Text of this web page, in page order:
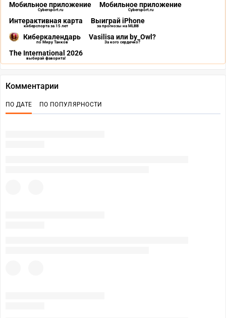
Мобильное приложение
Cybersport.ru
Мобильное приложение
Cybersport.ru
Интерактивная карта
киберспорта за 15 лет
Выиграй iPhone
за прогнозы на MLBB
Киберкалендарь
по Миру Танков
Vasilisa или by_Owl?
За кого сердечко?
The International 2026
выбирай фаворита!
Комментарии
ПО ДАТЕ ПО ПОПУЛЯРНОСТИ